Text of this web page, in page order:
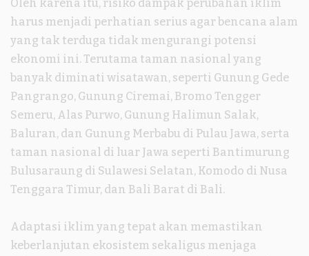
Oleh karena itu, risiko dampak perubahan iklim
harus menjadi perhatian serius agar bencana alam
yang tak terduga tidak mengurangi potensi
ekonomi ini. Terutama taman nasional yang
banyak diminati wisatawan, seperti Gunung Gede
Pangrango, Gunung Ciremai, Bromo Tengger
Semeru, Alas Purwo, Gunung Halimun Salak,
Baluran, dan Gunung Merbabu di Pulau Jawa, serta
taman nasional di luar Jawa seperti Bantimurung
Bulusaraung di Sulawesi Selatan, Komodo di Nusa
Tenggara Timur, dan Bali Barat di Bali.
Adaptasi iklim yang tepat akan memastikan
keberlanjutan ekosistem sekaligus menjaga